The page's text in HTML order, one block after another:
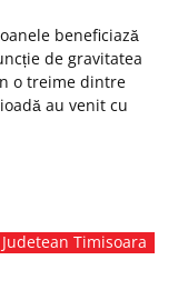
beneficiază
de gravitatea
o treime dintre
au venit cu
Timisoara